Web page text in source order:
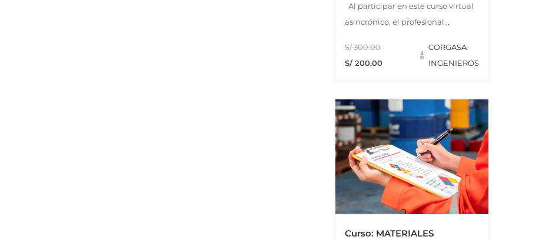
Al participar en este curso virtual
asincrónico, el profesional...
S/ 300.00
S/ 200.00
CORGASA
INGENIEROS
Curso: MATERIALES